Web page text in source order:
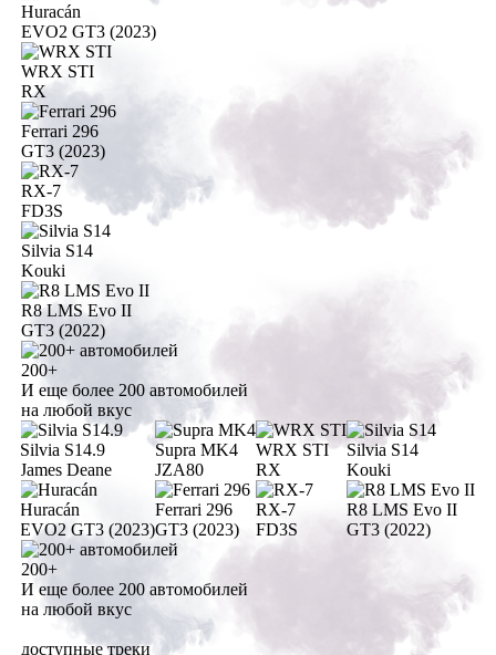
Huracán
EVO2 GT3 (2023)
WRX STI
RX
Ferrari 296
GT3 (2023)
RX-7
FD3S
Silvia S14
Kouki
R8 LMS Evo II
GT3 (2022)
200+
И еще более 200 автомобилей
на любой вкус
Silvia S14.9
James Deane
Huracán
EVO2 GT3 (2023)
Supra MK4
JZA80
Ferrari 296
GT3 (2023)
WRX STI
RX
RX-7
FD3S
Silvia S14
Kouki
R8 LMS Evo II
GT3 (2022)
200+
И еще более 200 автомобилей
на любой вкус
доступныетреки